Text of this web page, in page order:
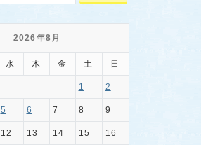
2026年8月
水 木 金 土 日
1 2
5 6 7 8 9
12 13 14 15 16